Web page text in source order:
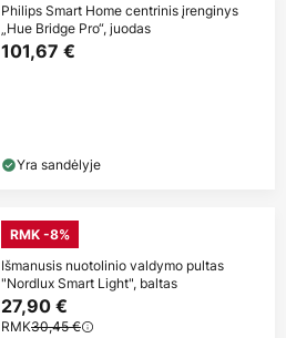
Philips Smart Home centrinis įrenginys
„Hue Bridge Pro“, juodas
101,67 €
Yra sandėlyje
RMK -8%
Išmanusis nuotolinio valdymo pultas
"Nordlux Smart Light", baltas
27,90 €
RMK30,45 €